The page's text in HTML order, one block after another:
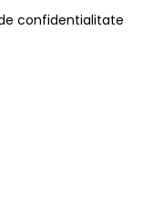
confidentialitate